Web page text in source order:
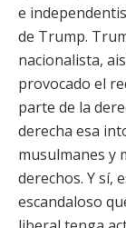
e
de Trump.
nacionalista,
provocado el
parte de la
derecha esa
musulmanes y
derechos. Y sí,
escandaloso